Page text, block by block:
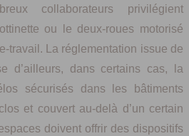
collaborateurs privilégient
ou le deux-roues motorisé
travail. La réglementation issue de
d’ailleurs, dans certains cas, la
sécurisés dans les bâtiments
et couvert au-delà d’un certain
doivent offrir des dispositifs